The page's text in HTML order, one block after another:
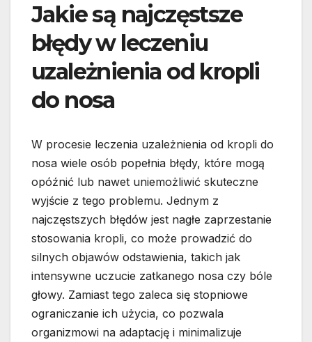
Jakie są najczęstsze
błędy w leczeniu
uzależnienia od kropli
do nosa
W procesie leczenia uzależnienia od kropli do
nosa wiele osób popełnia błędy, które mogą
opóźnić lub nawet uniemożliwić skuteczne
wyjście z tego problemu. Jednym z
najczęstszych błędów jest nagłe zaprzestanie
stosowania kropli, co może prowadzić do
silnych objawów odstawienia, takich jak
intensywne uczucie zatkanego nosa czy bóle
głowy. Zamiast tego zaleca się stopniowe
ograniczanie ich użycia, co pozwala
organizmowi na adaptację i minimalizuje